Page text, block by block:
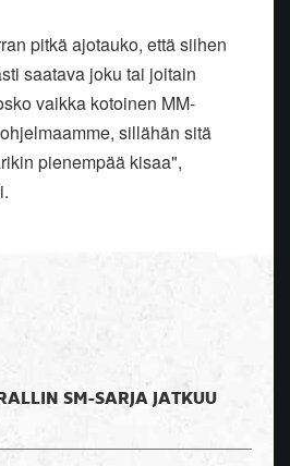
pitkä ajotauko, että siihen
saatava joku tai joitain
vaikka kotoinen MM-
sillähän sitä
pienempää kisaa",
SM-SARJA JATKUU